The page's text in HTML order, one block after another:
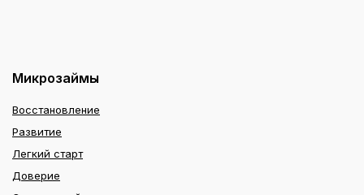
Микрозаймы
Восстановление
Развитие
Легкий старт
Доверие